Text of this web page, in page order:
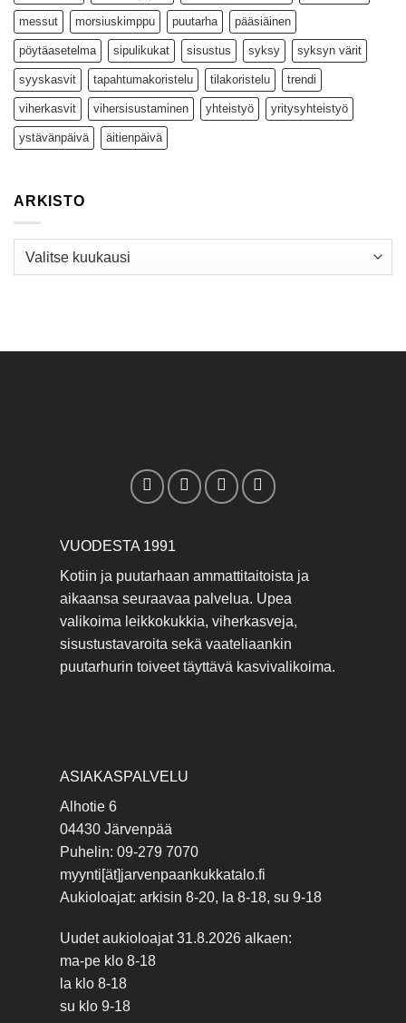
messut morsiuskimppu puutarha pääsiäinen
pöytäasetelma sipulikukat sisustus syksy syksyn värit
syyskasvit tapahtumakoristelu tilakoristelu trendi
viherkasvit vihersisustaminen yhteistyö yritysyhteistyö
ystävänpäivä äitienpäivä
ARKISTO
Arkisto
VUODESTA 1991
Kotiin ja puutarhaan ammattitaitoista ja
aikaansa seuraavaa palvelua. Upea
valikoima leikkokukkia, viherkasveja,
sisustustavaroita sekä vaateliaankin
puutarhurin toiveet täyttävä kasvivalikoima.
ASIAKASPALVELU
Alhotie 6
04430 Järvenpää
Puhelin: 09-279 7070
myynti[ät]jarvenpaankukkatalo.fi
Aukioloajat: arkisin 8-20, la 8-18, su 9-18
Uudet aukioloajat 31.8.2026 alkaen:
ma-pe klo 8-18
la klo 8-18
su klo 9-18